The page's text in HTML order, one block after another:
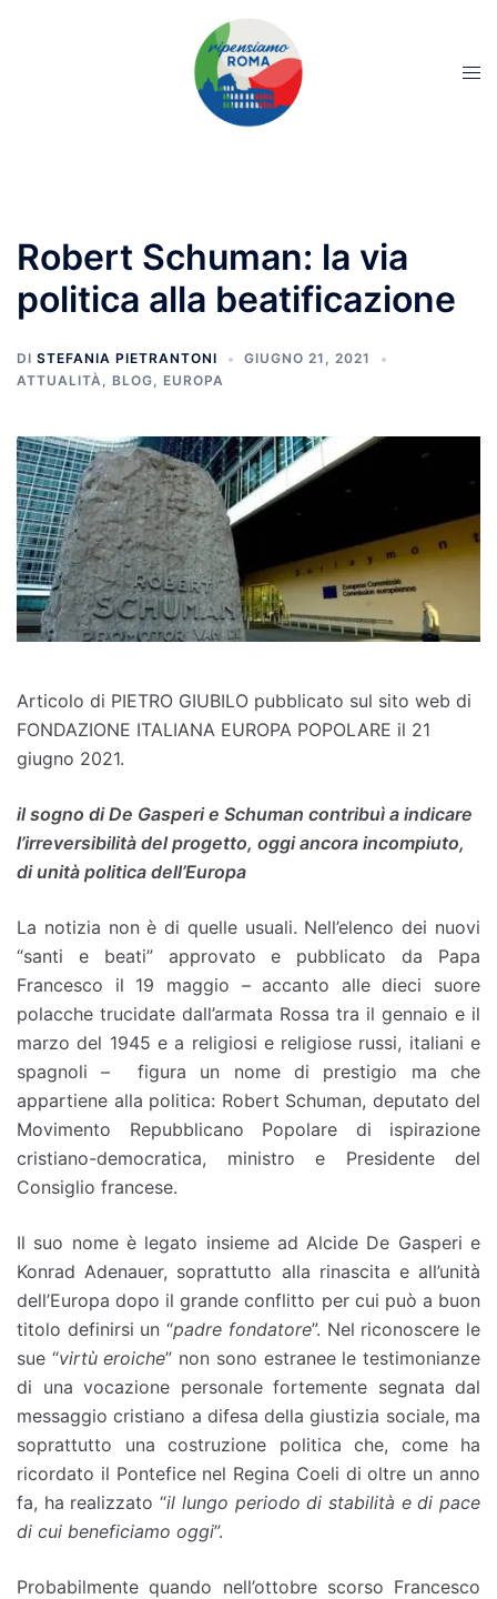
Robert Schuman: la via
politica alla beatificazione
DI STEFANIA PIETRANTONI
GIUGNO 21, 2021
ATTUALITÀ, BLOG, EUROPA
Articolo di PIETRO GIUBILO pubblicato sul sito web di
FONDAZIONE ITALIANA EUROPA POPOLARE il 21
giugno 2021.
il sogno di De Gasperi e Schuman contribuì a indicare
l’irreversibilità del progetto, oggi ancora incompiuto,
di unità politica dell’Europa
La notizia non è di quelle usuali. Nell’elenco dei nuovi
“santi e beati” approvato e pubblicato da Papa
Francesco il 19 maggio – accanto alle dieci suore
polacche trucidate dall’armata Rossa tra il gennaio e il
marzo del 1945 e a religiosi e religiose russi, italiani e
spagnoli – figura un nome di prestigio ma che
appartiene alla politica: Robert Schuman, deputato del
Movimento Repubblicano Popolare di ispirazione
cristiano-democratica, ministro e Presidente del
Consiglio francese.
Il suo nome è legato insieme ad Alcide De Gasperi e
Konrad Adenauer, soprattutto alla rinascita e all’unità
dell’Europa dopo il grande conflitto per cui può a buon
titolo definirsi un “padre fondatore”. Nel riconoscere le
sue “virtù eroiche” non sono estranee le testimonianze
di una vocazione personale fortemente segnata dal
messaggio cristiano a difesa della giustizia sociale, ma
soprattutto una costruzione politica che, come ha
ricordato il Pontefice nel Regina Coeli di oltre un anno
fa, ha realizzato “il lungo periodo di stabilità e di pace
di cui beneficiamo oggi”.
Probabilmente quando nell’ottobre scorso Francesco